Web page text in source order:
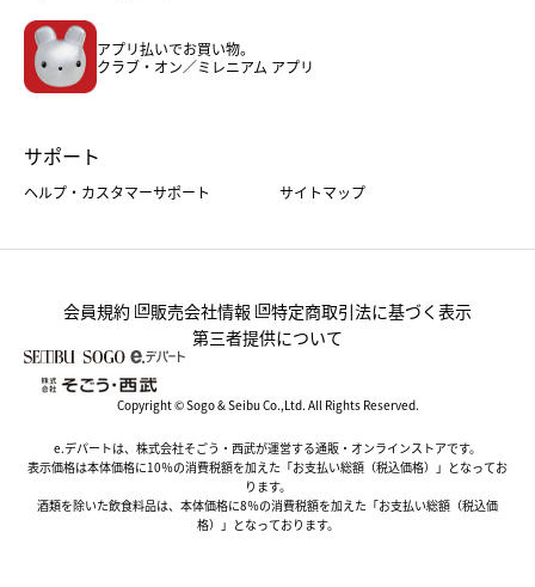
ホーム・キッチン＆アート
アプリ払いでお買い物。
クラブ・オン／ミレニアム アプリ
サポート
ヘルプ・カスタマーサポート サイトマップ
会員規約 販売会社情報
特定商取引法に基づく表示
第三者提供について
Copyright © Sogo & Seibu Co.,Ltd. All Rights Reserved.
e.デパートは、株式会社そごう・西武が運営する通販・オンラインストアです。
表示価格は本体価格に10％の消費税額を加えた「お支払い総額（税込価格）」となってお
ります。
酒類を除いた飲食料品は、本体価格に8％の消費税額を加えた「お支払い総額（税込価
格）」となっております。